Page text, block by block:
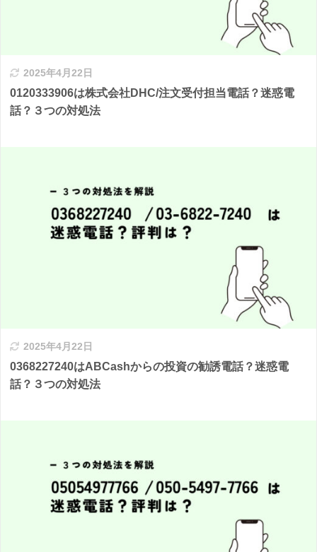
2025年4月22日
0120333906は株式会社DHC/注文受付担当電話？迷惑電
話？３つの対処法
2025年4月22日
0368227240はABCashからの投資の勧誘電話？迷惑電
話？３つの対処法